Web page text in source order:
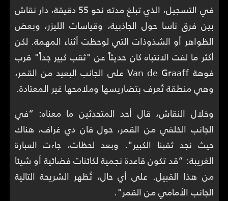
في التسجيل، الذي تبلغ مدته نحو 55 دقيقة، دار نقاش
بين فرق ناسا حول الجاذبية، وقياسات الليزر، وبعض
الظواهر أو الشذوذات التي لوحظت أثناء المهمة. لكن
أكثر ما لفت الانتباه كان حديثاً عن "ثقب كبير جداً" قرب
فوهة Van de Graaff على الجانب البعيد من القمر،
وهي منطقة تُعرف بتضاريسها وملامحها غير المعتادة.
وخلال النقاش، قال أحد المتحدثين ما معناه: “في
الجانب الخلفي من القمر، حول فان دي غراف، هناك
حيث نجد ثقبنا الكبير". وبعد لحظات، جاءت العبارة
الغريبة: “قد تكون قاعدة نجمية لكائنات فضائية أو شيئاً
من هذا القبيل. على أي حال، تُظهر الشريحة التالية
الجانب الأمامي من القمر".